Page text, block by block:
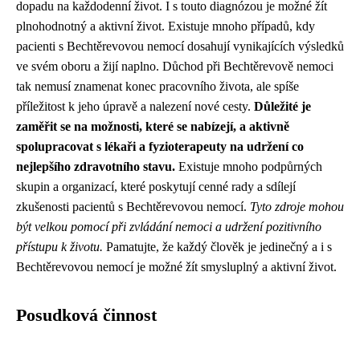
dopadu na každodenní život. I s touto diagnózou je možné žít
plnohodnotný a aktivní život. Existuje mnoho případů, kdy
pacienti s Bechtěrevovou nemocí dosahují vynikajících výsledků
ve svém oboru a žijí naplno. Důchod při Bechtěrevově nemoci
tak nemusí znamenat konec pracovního života, ale spíše
příležitost k jeho úpravě a nalezení nové cesty. Důležité je
zaměřit se na možnosti, které se nabízejí, a aktivně
spolupracovat s lékaři a fyzioterapeuty na udržení co
nejlepšího zdravotního stavu. Existuje mnoho podpůrných
skupin a organizací, které poskytují cenné rady a sdílejí
zkušenosti pacientů s Bechtěrevovou nemocí. Tyto zdroje mohou
být velkou pomocí při zvládání nemoci a udržení pozitivního
přístupu k životu. Pamatujte, že každý člověk je jedinečný a i s
Bechtěrevovou nemocí je možné žít smysluplný a aktivní život.
Posudková činnost